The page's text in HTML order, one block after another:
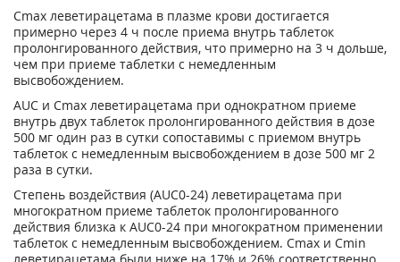
Сmах леветирацетама в плазме крови достигается
примерно через 4 ч после приема внутрь таблеток
пролонгированного действия, что примерно на 3 ч дольше,
чем при приеме таблетки с немедленным
высвобождением.
AUC и Cmax леветирацетама при однократном приеме
внутрь двух таблеток пролонгированного действия в дозе
500 мг один раз в сутки сопоставимы с приемом внутрь
таблеток с немедленным высвобождением в дозе 500 мг 2
раза в сутки.
Степень воздействия (AUC0-24) леветирацетама при
многократном приеме таблеток пролонгированного
действия близка к AUC0-24 при многократном применении
таблеток с немедленным высвобождением. Cmax и Сmin